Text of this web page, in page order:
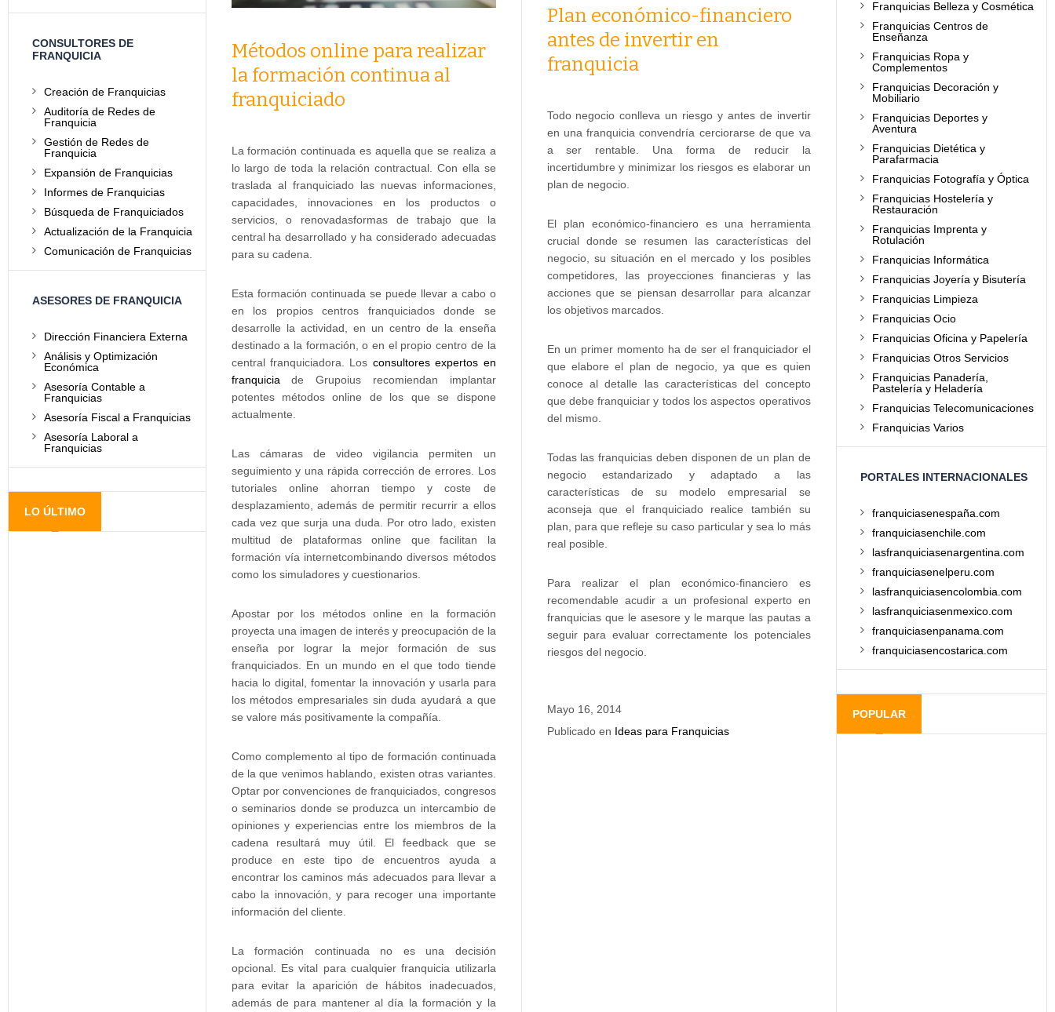
Métodos online para realizar
la formación continua al
franquiciado
La formación continuada es aquella que se realiza a
lo largo de toda la relación contractual. Con ella se
traslada al franquiciado las nuevas informaciones,
capacidades, innovaciones en los productos o
servicios, o renovadasformas de trabajo que la
central ha desarrollado y ha considerado adecuadas
para su cadena.
Esta formación continuada se puede llevar a cabo o
en los propios centros franquiciados donde se
desarrolle la actividad, en un centro de la enseña
destinado a la formación, o en el propio centro de la
central franquiciadora. Los consultores expertos en
franquicia de Grupoius recomiendan implantar
potentes métodos online de los que se dispone
actualmente.
Las cámaras de video vigilancia permiten un
seguimiento y una rápida corrección de errores. Los
tutoriales online ahorran tiempo y coste de
desplazamiento, además de permitir recurrir a ellos
cada vez que surja una duda. Por otro lado, existen
multitud de plataformas online que facilitan la
formación vía internetcombinando diversos métodos
como los simuladores y cuestionarios.
Apostar por los métodos online en la formación
proyecta una imagen de interés y preocupación de la
enseña por lograr la mejor formación de sus
franquiciados. En un mundo en el que todo tiende
hacia lo digital, fomentar la innovación y usarla para
los métodos empresariales sin duda ayudará a que
se valore más positivamente la compañía.
Como complemento al tipo de formación continuada
de la que venimos hablando, existen otras variantes.
Optar por convenciones de franquiciados, congresos
o seminarios donde se produzca un intercambio de
opiniones y experiencias entre los miembros de la
cadena resultará muy útil. El feedback que se
produce en este tipo de encuentros ayuda a
encontrar los caminos más adecuados para llevar a
cabo la innovación, y para recoger una importante
información del cliente.
La formación continuada no es una decisión
opcional. Es vital para cualquier franquicia utilizarla
para evitar la aparición de hábitos inadecuados,
además de para mantener al día la formación y la
Plan económico-financiero
antes de invertir en
franquicia
Todo negocio conlleva un riesgo y antes de invertir
en una franquicia convendría cerciorarse de que va
a ser rentable. Una forma de reducir la
incertidumbre y minimizar los riesgos es elaborar un
plan de negocio.
El plan económico-financiero es una herramienta
crucial donde se resumen las características del
negocio, su situación en el mercado y los posibles
competidores, las proyecciones financieras y las
acciones que se piensan desarrollar para alcanzar
los objetivos marcados.
En un primer momento ha de ser el franquiciador el
que elabore el plan de negocio, ya que es quien
conoce al detalle las características del concepto
que debe franquiciar y todos los aspectos operativos
del mismo.
Todas las franquicias deben disponen de un plan de
negocio estandarizado y adaptado a las
características de su modelo empresarial se
aconseja que el franquiciado realice también su
plan, para que refleje su caso particular y sea lo más
real posible.
Para realizar el plan económico-financiero es
recomendable acudir a un profesional experto en
franquicias que le asesore y le marque las pautas a
seguir para evaluar correctamente los potenciales
riesgos del negocio.
Mayo 16, 2014
Publicado en Ideas para Franquicias
Franquicias Belleza y Cosmética
Franquicias Centros de
Enseñanza
Franquicias Ropa y
Complementos
Franquicias Decoración y
Mobiliario
Franquicias Deportes y
Aventura
Franquicias Dietética y
Parafarmacia
Franquicias Fotografía y Óptica
Franquicias Hostelería y
Restauración
Franquicias Imprenta y
Rotulación
Franquicias Informática
Franquicias Joyería y Bisutería
Franquicias Limpieza
Franquicias Ocio
Franquicias Oficina y Papelería
Franquicias Otros Servicios
Franquicias Panadería,
Pastelería y Heladería
Franquicias Telecomunicaciones
Franquicias Varios
PORTALES INTERNACIONALES
franquiciasenespaña.com
franquiciasenchile.com
lasfranquiciasenargentina.com
franquiciasenelperu.com
lasfranquiciasencolombia.com
lasfranquiciasenmexico.com
franquiciasenpanama.com
franquiciasencostarica.com
POPULAR
CONSULTORES DE
FRANQUICIA
Creación de Franquicias
Auditoría de Redes de
Franquicia
Gestión de Redes de
Franquicia
Expansión de Franquicias
Informes de Franquicias
Búsqueda de Franquiciados
Actualización de la Franquicia
Comunicación de Franquicias
ASESORES DE FRANQUICIA
Dirección Financiera Externa
Análisis y Optimización
Económica
Asesoría Contable a
Franquicias
Asesoría Fiscal a Franquicias
Asesoría Laboral a
Franquicias
LO ÚLTIMO